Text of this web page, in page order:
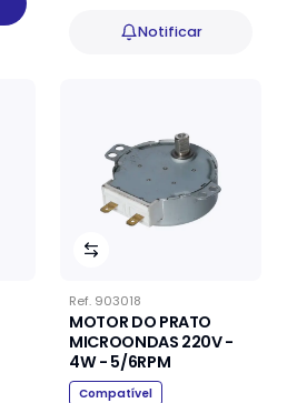
Notificar
Ref. 903018
MOTOR DO PRATO
MICROONDAS 220V -
4W - 5/6RPM
Compatível